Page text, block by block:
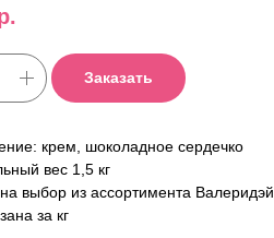
Заказать
крем, шоколадное сердечко
вес 1,5 кг
выбор из ассортимента Валеридэй
за кг